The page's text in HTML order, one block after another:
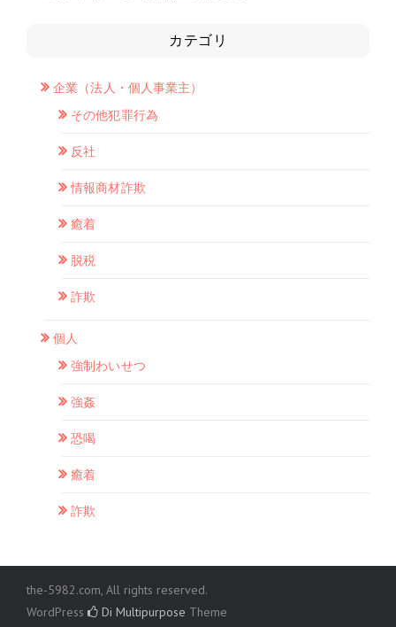
カテゴリ
企業（法人・個人事業主）
その他犯罪行為
反社
情報商材詐欺
癒着
脱税
詐欺
個人
強制わいせつ
強姦
恐喝
癒着
詐欺
the-5982.com, All rights reserved.
WordPress
Di Multipurpose Theme